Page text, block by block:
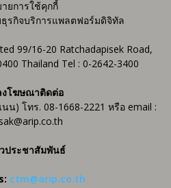
ยการใช้คุกกี้
รกิจบริการแพลตฟอร์มดิจิทัล
99/16-20 Ratchadapisek Road,
Thailand Tel : 0-2642-3400
งโฆษณาติดต่อ
) โทร. 08-1668-2221 หรือ email :
ประชาสัมพันธ์
ctm@arip.co.th